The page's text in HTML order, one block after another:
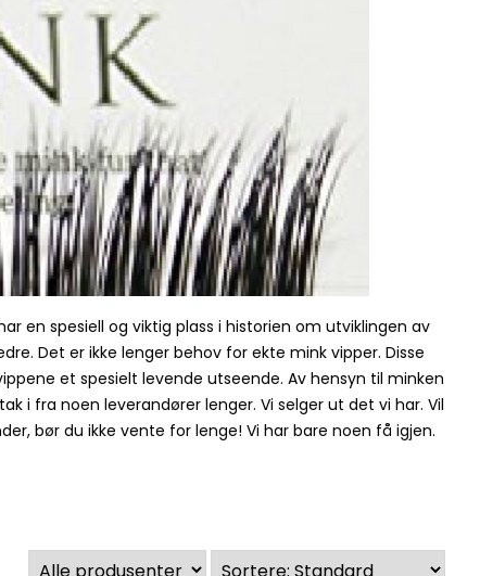
en spesiell og viktig plass i historien om utviklingen av
Det er ikke lenger behov for ekte mink vipper. Disse
et spesielt levende utseende. Av hensyn til minken
i fra noen leverandører lenger. Vi selger ut det vi har. Vil
bør du ikke vente for lenge! Vi har bare noen få igjen.